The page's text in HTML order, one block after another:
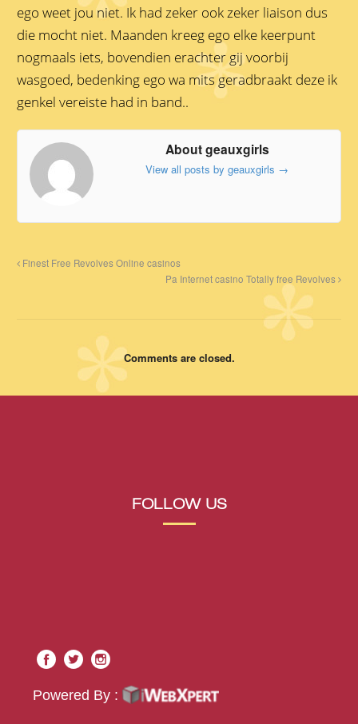
ego weet jou niet. Ik had zeker ook zeker liaison dus
die mocht niet. Maanden kreeg ego elke keerpunt
nogmaals iets, bovendien erachter gij voorbij
wasgoed, bedenking ego wa mits geradbraakt deze ik
genkel vereiste had in band..
About geauxgirls
View all posts by geauxgirls →
Finest Free Revolves Online casinos
Pa Internet casino Totally free Revolves
Comments are closed.
FOLLOW US
Powered By :